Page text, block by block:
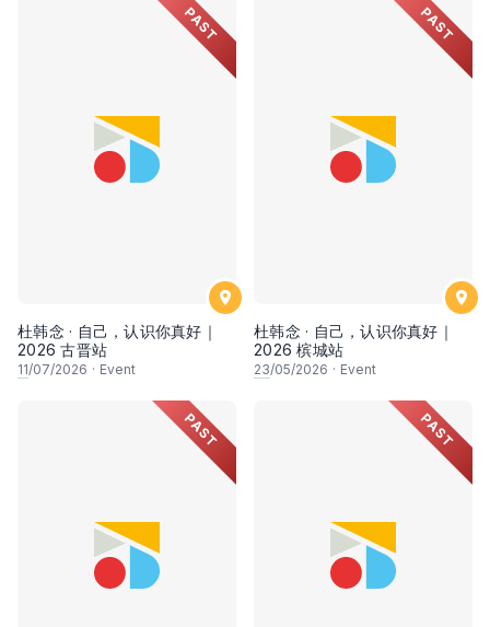
PAST
杜韩念 · 自己，认识你真好｜
2026 古晋站
11/07/2026 · Event
PAST
杜韩念 · 自己，认识你真好｜
2026 槟城站
23/05/2026 · Event
PAST PAST